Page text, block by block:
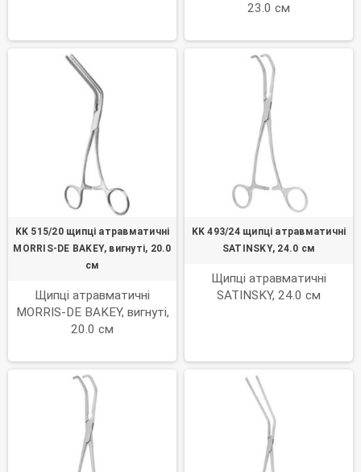
23.0 см
KK 515/20 щипці атравматичні
MORRIS-DE BAKEY, вигнуті, 20.0
см
Щипці атравматичні
MORRIS-DE BAKEY, вигнуті,
20.0 см
KK 493/24 щипці атравматичні
SATINSKY, 24.0 см
Щипці атравматичні
SATINSKY, 24.0 см